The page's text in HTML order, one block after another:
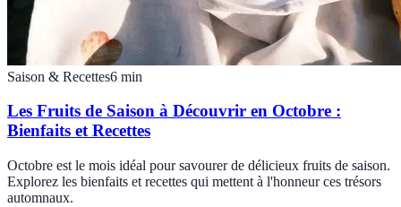
Saison & Recettes6 min
Les Fruits de Saison à Découvrir en Octobre :
Bienfaits et Recettes
Octobre est le mois idéal pour savourer de délicieux fruits de saison.
Explorez les bienfaits et recettes qui mettent à l'honneur ces trésors
automnaux.